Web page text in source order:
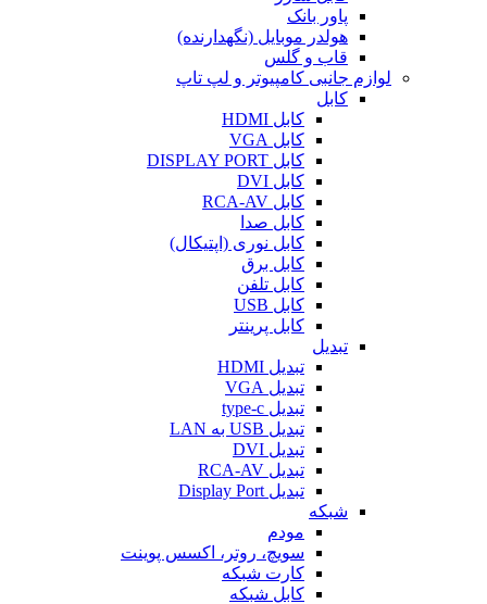
پاور بانک
هولدر موبایل (نگهدارنده)
قاب و گلس
لوازم جانبی کامپیوتر و لپ تاپ
کابل
کابل HDMI
کابل VGA
کابل DISPLAY PORT
کابل DVI
کابل RCA-AV
کابل صدا
کابل نوری (اپتیکال)
کابل برق
کابل تلفن
کابل USB
کابل پرینتر
تبدیل
تبدیل HDMI
تبدیل VGA
تبدیل type-c
تبدیل USB به LAN
تبدیل DVI
تبدیل RCA-AV
تبدیل Display Port
شبکه
مودم
سویچ، روتر، اکسس پوینت
کارت شبکه
کابل شبکه